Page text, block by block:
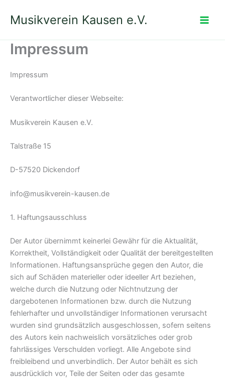
InhaltMusikverein Kausen e.V.
Impressum
Impressum
Verantwortlicher dieser Webseite:
Musikverein Kausen e.V.
Talstraße 15
D-57520 Dickendorf
info@musikverein-kausen.de
1. Haftungsausschluss
Der Autor übernimmt keinerlei Gewähr für die Aktualität,
Korrektheit, Vollständigkeit oder Qualität der bereitgestellten
Informationen. Haftungsansprüche gegen den Autor, die
sich auf Schäden materieller oder ideeller Art beziehen,
welche durch die Nutzung oder Nichtnutzung der
dargebotenen Informationen bzw. durch die Nutzung
fehlerhafter und unvollständiger Informationen verursacht
wurden sind grundsätzlich ausgeschlossen, sofern seitens
des Autors kein nachweislich vorsätzliches oder grob
fahrlässiges Verschulden vorliegt. Alle Angebote sind
freibleibend und unverbindlich. Der Autor behält es sich
ausdrücklich vor, Teile der Seiten oder das gesamte